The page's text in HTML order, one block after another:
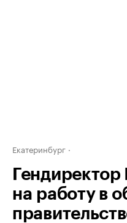
Екатеринбург
на работу в